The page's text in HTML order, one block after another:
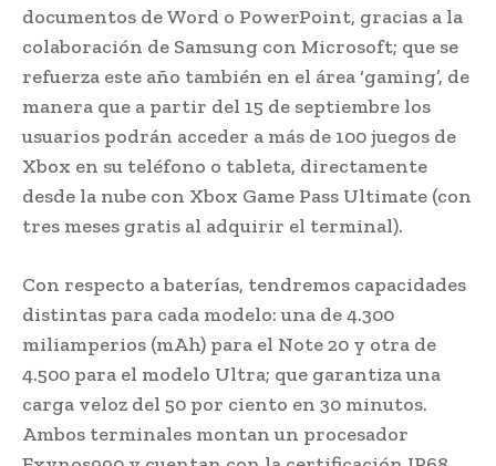
documentos de Word o PowerPoint, gracias a la
colaboración de Samsung con Microsoft; que se
refuerza este año también en el área ‘gaming’, de
manera que a partir del 15 de septiembre los
usuarios podrán acceder a más de 100 juegos de
Xbox en su teléfono o tableta, directamente
desde la nube con Xbox Game Pass Ultimate (con
tres meses gratis al adquirir el terminal).
Con respecto a baterías, tendremos capacidades
distintas para cada modelo: una de 4.300
miliamperios (mAh) para el Note 20 y otra de
4.500 para el modelo Ultra; que garantiza una
carga veloz del 50 por ciento en 30 minutos.
Ambos terminales montan un procesador